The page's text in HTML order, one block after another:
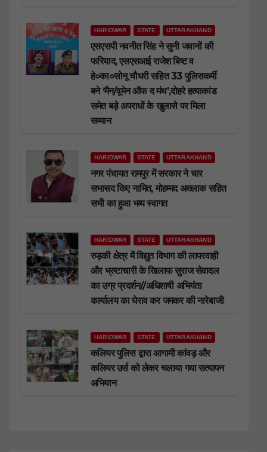
HARIDWAR STATE UTTARAKHAND
एसएसपी नवनीत सिंह ने सुनी जवानों की
फरियाद, एसएसआई राजेश बिष्ट व
हे०का०सोनू चौधरी सहित 33 पुलिसकर्मी
बने ‘मैन/वूमेन ऑफ द मंथ’,दोहरे हत्याकांड
समेत बड़े अपराधों के खुलासे पर मिला
सम्मान
HARIDWAR STATE UTTARAKHAND
नगर पंचायत रामपुर में सरकार ने चार
सभासद किए नामित, मोहम्मद अख्लाक सहित
सभी का हुआ भव्य स्वागत
HARIDWAR STATE UTTARAKHAND
रुड़की क्षेत्र में विद्युत विभाग की लापरवाही
और भ्रष्टाचारी के खिलाफ सुराज सेवादल
का उग्र प्रदर्शन//अधिशाषी अभियंता
कार्यालय का घेराव कर जमकर की नारेबाजी
HARIDWAR STATE UTTARAKHAND
कलियर पुलिस द्वारा आगामी कांवड़ और
कलियर उर्स को लेकर चलाया गया सत्यापन
अभियान